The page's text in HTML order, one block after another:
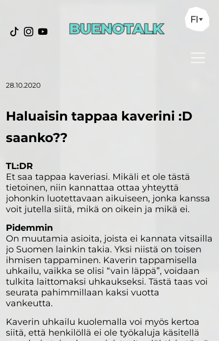
FI
28.10.2020
Haluaisin tappaa kaverini :D
saanko??
TL:DR
Et saa tappaa kaveriasi. Mikäli et ole tästä
tietoinen, niin kannattaa ottaa yhteyttä
johonkin luotettavaan aikuiseen, jonka kanssa
voit jutella siitä, mikä on oikein ja mikä ei.
Pidemmin
On muutamia asioita, joista ei kannata vitsailla
jo Suomen lainkin takia. Yksi niistä on toisen
ihmisen tappaminen. Kaverin tappamisella
uhkailu, vaikka se olisi “vain läppä”, voidaan
tulkita laittomaksi uhkaukseksi. Tästä taas voi
seurata pahimmillaan kaksi vuotta
vankeutta.
Kaverin uhkailu kuolemalla voi myös kertoa
siitä, että henkilöllä ei ole työkaluja käsitellä